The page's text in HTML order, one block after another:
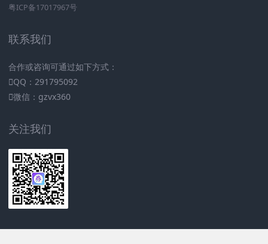
粤ICP备17017967号
联系我们
合作或咨询可通过如下方式：
QQ：291795092
微信：gzvx360
关注我们